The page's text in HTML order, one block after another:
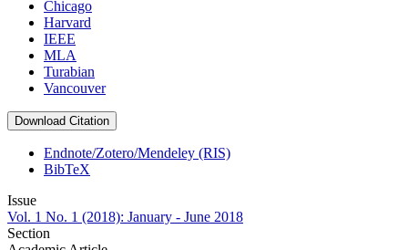
Chicago
Harvard
IEEE
MLA
Turabian
Vancouver
Download Citation
Endnote/Zotero/Mendeley (RIS)
BibTeX
Issue
Vol. 1 No. 1 (2018): January - June 2018
Section